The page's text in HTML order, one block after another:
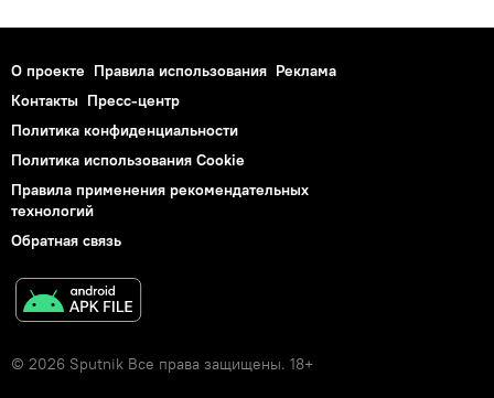
О проекте Правила использования Реклама
Контакты Пресс-центр
Политика конфиденциальности
Политика использования Cookie
Правила применения рекомендательных
технологий
Обратная связь
© 2026 Sputnik Все права защищены. 18+